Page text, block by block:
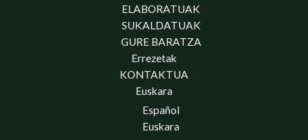
ELABORATUAK
SUKALDATUAK
GURE BARATZA
Errezetak
KONTAKTUA
Euskara
Español
Euskara